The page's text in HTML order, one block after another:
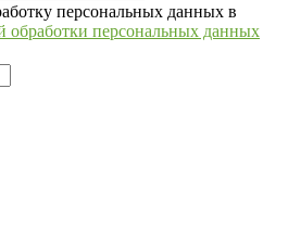
персональных данных в
обработки персональных данных